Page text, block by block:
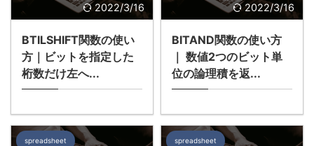
2022/3/16
BTILSHIFT関数の使い
方｜ビットを指定した
桁数だけ左へ...
2022/3/16
BITAND関数の使い方
｜ 数値2つのビット単
位の論理積を返...
spreadsheet spreadsheet